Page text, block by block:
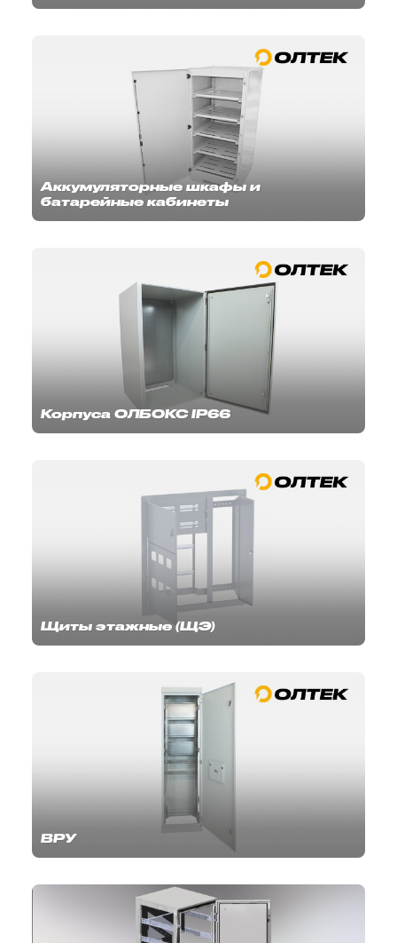
Аккумуляторные шкафы и
батарейные кабинеты
Корпуса ОЛБОКС IP66
Щиты этажные (ЩЭ)
ВРУ